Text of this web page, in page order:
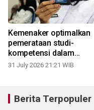
Kemenaker optimalkan
pemerataan studi-
kompetensi dalam
MagangHub 2026
31 July 2026 21:21 WIB
Berita Terpopuler